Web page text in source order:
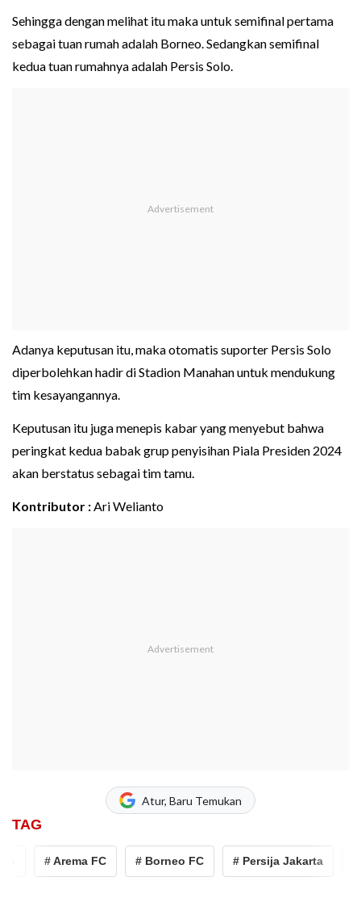
Sehingga dengan melihat itu maka untuk semifinal pertama
sebagai tuan rumah adalah Borneo. Sedangkan semifinal
kedua tuan rumahnya adalah Persis Solo.
Adanya keputusan itu, maka otomatis suporter Persis Solo
diperbolehkan hadir di Stadion Manahan untuk mendukung
tim kesayangannya.
Keputusan itu juga menepis kabar yang menyebut bahwa
peringkat kedua babak grup penyisihan Piala Presiden 2024
akan berstatus sebagai tim tamu.
Kontributor :Ari Welianto
Atur, Baru Temukan
TAG
# Arema FC # Borneo FC # Persija Jakarta